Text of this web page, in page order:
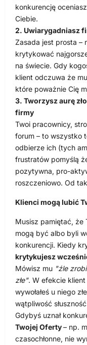
konkurencję
Ciebie.
2. Uwiarygadniasz
Zasada jest prosta –
krytykować
na świecie. Gdy
klient odczuwa że
które poważnie Cię
3. Tworzysz aurę
firmy
Twoi pracownicy,
forum – to wszystko
odbierze ich (tych
frustratów pomyślą
pozytywna, pro-
roszczeniowo. Od
Klienci mogą lubić
Musisz pamiętać, że
mogą być albo byli
konkurencji. Kiedy
krytykujesz
Mówisz mu "źle
złe". W efekcie
wywołałeś u niego
wątpliwość
Gdybyś uznał
Twojej Oferty– np.
czasochłonne, nie